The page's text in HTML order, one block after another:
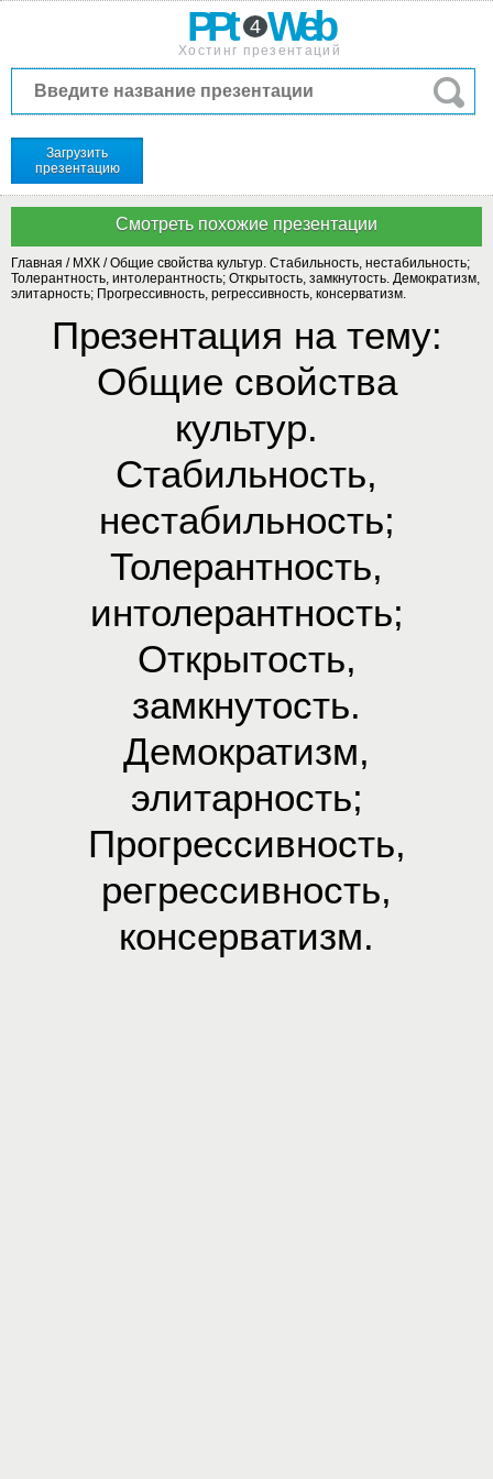
PPt 4 Web
Хостинг презентаций
Загрузить
презентацию
Главная / МХК /Общие свойства культур. Стабильность, нестабильность;
Толерантность, интолерантность; Открытость, замкнутость. Демократизм,
элитарность; Прогрессивность, регрессивность, консерватизм.
Презентация на тему:
Общие свойства
культур.
Стабильность,
нестабильность;
Толерантность,
интолерантность;
Открытость,
замкнутость.
Демократизм,
элитарность;
Прогрессивность,
регрессивность,
консерватизм.